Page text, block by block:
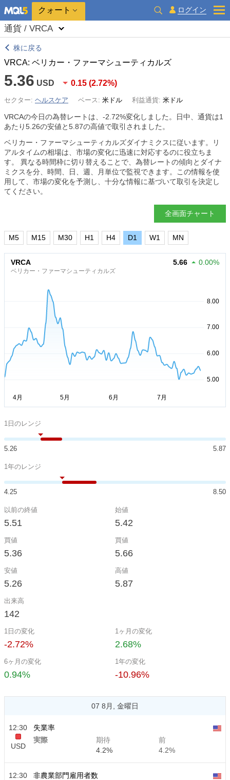
クォート ログイン
通貨 / VRCA
株に戻る
VRCA: ベリカー・ファーマシューティカルズ
5.36 USD 0.15 (2.72%)
セクター: ヘルスケア ベース: 米ドル 利益通貨: 米ドル
VRCAの今日の為替レートは、 -2.72%変化しました。日中、通貨は1
あたり5.26の安値と5.87の高値で取引されました。
ベリカー・ファーマシューティカルズダイナミクスに従います。リ
アルタイムの相場は、市場の変化に迅速に対応するのに役立ちま
す。 異なる時間枠に切り替えることで、為替レートの傾向とダイナ
ミクスを分、時間、日、週、月単位で監視できます。この情報を使
用して、市場の変化を予測し、十分な情報に基づいて取引を決定し
てください。
全画面チャート
M5 M15 M30 H1 H4 D1 W1 MN
VRCA
ベリカー・ファーマシューティカルズ
5.66 0.00%
1日のレンジ
5.26 5.87
1年のレンジ
4.25 8.50
以前の終値
5.51
始値
5.42
買値
5.36
買値
5.66
安値
5.26
高値
5.87
出来高
142
1日の変化
-2.72%
1ヶ月の変化
2.68%
6ヶ月の変化
0.94%
1年の変化
-10.96%
07 8月, 金曜日
12:30
USD
失業率
実際
期待
4.2%
前
4.2%
12:30
非農業部門雇用者数